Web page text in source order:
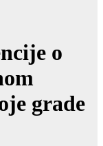
o
grade